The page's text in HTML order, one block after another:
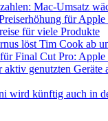
Mac-Umsatz
für Apple
für viele Produkte
löst Tim Cook ab
Final Cut Pro:
aktiv genutzten Geräte
wird künftig auch in